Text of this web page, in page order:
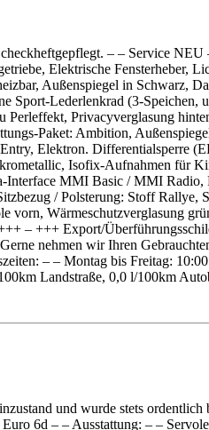
– – Service NEU
Elektrische Fensterheber,
Außenspiegel in Schwarz,
Sport-Lederlenkrad (3-Speichen,
Perleffekt, Privacyverglasung
Paket: Ambition,
Elektron. Differentialsperre
Isofix-Aufnahmen für
MMI Basic / MMI Radio,
/ Polsterung: Stoff Rallye,
Wärmeschutzverglasung
– +++ Export/
nehmen wir Ihren
– – Montag bis Freitag:
Landstraße, 0,0 l/100km
und wurde stets ordentlich
6d – – Ausstattung: – –